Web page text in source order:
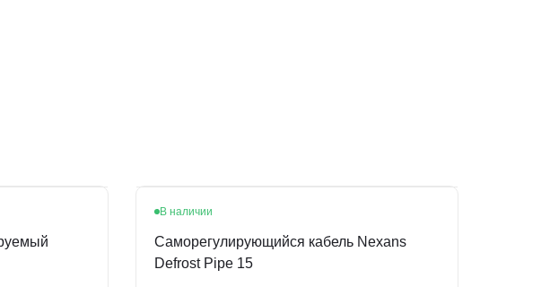
В наличии
Саморегулирующийся кабель Nexans
Defrost Pipe 15